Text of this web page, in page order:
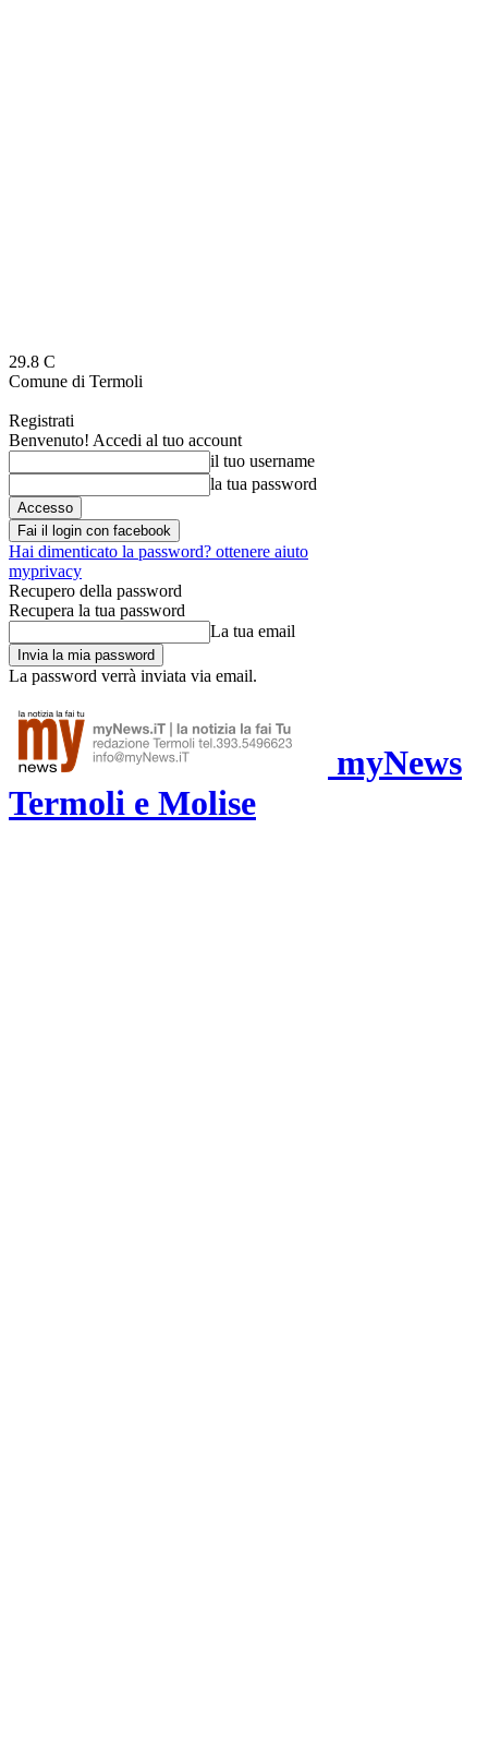
29.8 C
Comune di Termoli
Registrati
Benvenuto! Accedi al tuo account
il tuo username
la tua password
Fai il login con facebook
Hai dimenticato la password? ottenere aiuto
myprivacy
Recupero della password
Recupera la tua password
La tua email
La password verrà inviata via email.
myNews
Termoli e Molise